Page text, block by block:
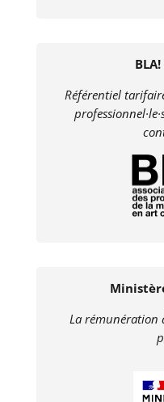
Référentiel
La rémunération